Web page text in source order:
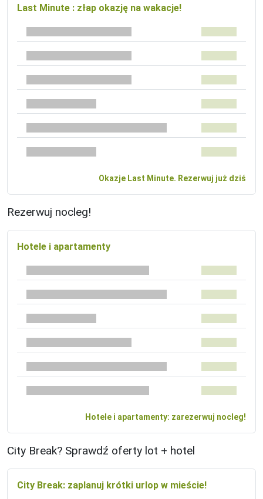
Last Minute : złap okazję na wakacje!
Okazje Last Minute. Rezerwuj już dziś
Rezerwuj nocleg!
Hotele i apartamenty
Hotele i apartamenty: zarezerwuj nocleg!
City Break? Sprawdź oferty lot + hotel
City Break: zaplanuj krótki urlop w mieście!